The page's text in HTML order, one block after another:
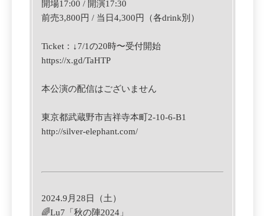
開場17:00 / 開演17:30
前売3,800円 / 当日4,300円（各drink別）
Ticket：↓7/1の20時〜受付開始
https://x.gd/TaHTP
本公演の配信はございません
東京都武蔵野市吉祥寺本町2-10-6-B1
http://silver-elephant.com/
2024.9月28日（土）
🌈Lu7「秋の陣2024」